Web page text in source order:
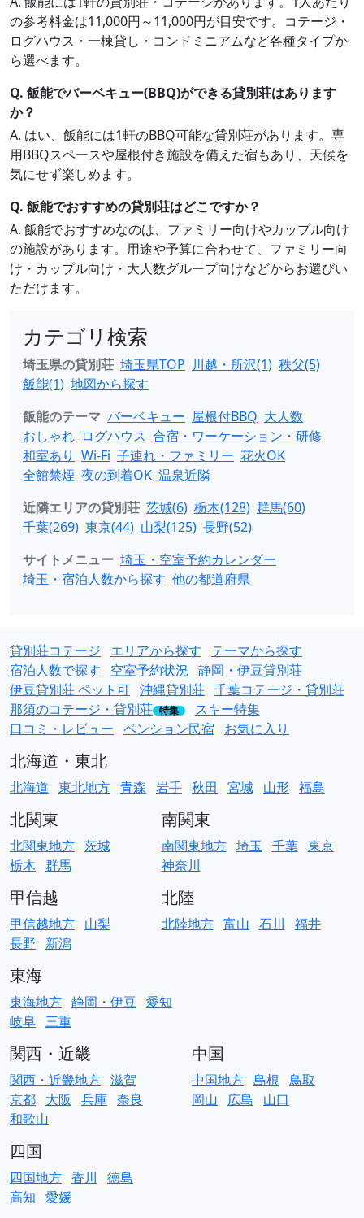
の参考料金は11,000円～11,000円が目安です。コテージ・
ログハウス・一棟貸し・コンドミニアムなど各種タイプか
ら選べます。
Q. 飯能でバーベキュー(BBQ)ができる貸別荘はあります
か？
A. はい、飯能には1軒のBBQ可能な貸別荘があります。専
用BBQスペースや屋根付き施設を備えた宿もあり、天候を
気にせず楽しめます。
Q. 飯能でおすすめの貸別荘はどこですか？
A. 飯能でおすすめなのは、ファミリー向けやカップル向け
の施設があります。用途や予算に合わせて、ファミリー向
け・カップル向け・大人数グループ向けなどからお選びい
ただけます。
カテゴリ検索
埼玉県の貸別荘 埼玉県TOP 川越・所沢(1) 秩父(5)
飯能(1) 地図から探す
飯能のテーマ バーベキュー 屋根付BBQ 大人数
おしゃれ ログハウス 合宿・ワーケーション・研修
和室あり Wi-Fi 子連れ・ファミリー 花火OK
全館禁煙 夜の到着OK 温泉近隣
近隣エリアの貸別荘 茨城(6) 栃木(128) 群馬(60)
千葉(269) 東京(44) 山梨(125) 長野(52)
サイトメニュー 埼玉・空室予約カレンダー
埼玉・宿泊人数から探す 他の都道府県
貸別荘コテージ エリアから探す
テーマから探す
宿泊人数で探す
空室予約状況 静岡・伊豆貸別荘
伊豆貸別荘 ペット可 沖縄貸別荘 千葉コテージ・貸別荘
那須のコテージ・貸別荘 特集
スキー特集
口コミ・レビュー ペンション民宿 お気に入り
北海道・東北
北海道 東北地方 青森 岩手 秋田 宮城 山形 福島
北関東
北関東地方 茨城
栃木 群馬
南関東
南関東地方 埼玉 千葉 東京
神奈川
甲信越
甲信越地方 山梨
長野
新潟
北陸
北陸地方 富山 石川 福井
東海
東海地方 静岡・伊豆 愛知
岐阜 三重
関西・近畿
関西・近畿地方 滋賀
京都 大阪 兵庫 奈良
和歌山
中国
中国地方 島根 鳥取
岡山
広島 山口
四国
四国地方 香川
徳島
高知 愛媛